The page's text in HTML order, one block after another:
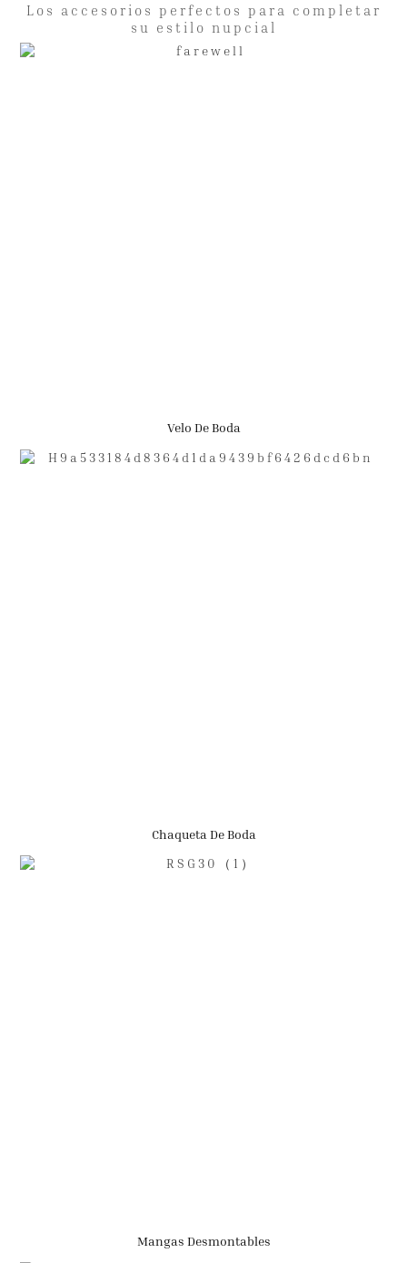
Los accesorios perfectos para completar
su estilo nupcial
Velo De Boda
Chaqueta De Boda
Mangas Desmontables